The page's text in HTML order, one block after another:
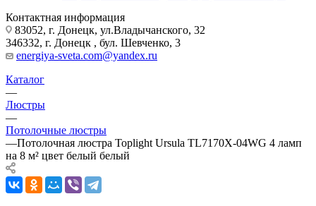
Контактная информация
83052, г. Донецк, ул.Владычанского, 32
346332, г. Донецк , бул. Шевченко, 3
energiya-sveta.com@yandex.ru
Каталог
—
Люстры
—
Потолочные люстры
—Потолочная люстра Toplight Ursula TL7170X-04WG 4 ламп
на 8 м² цвет белый белый